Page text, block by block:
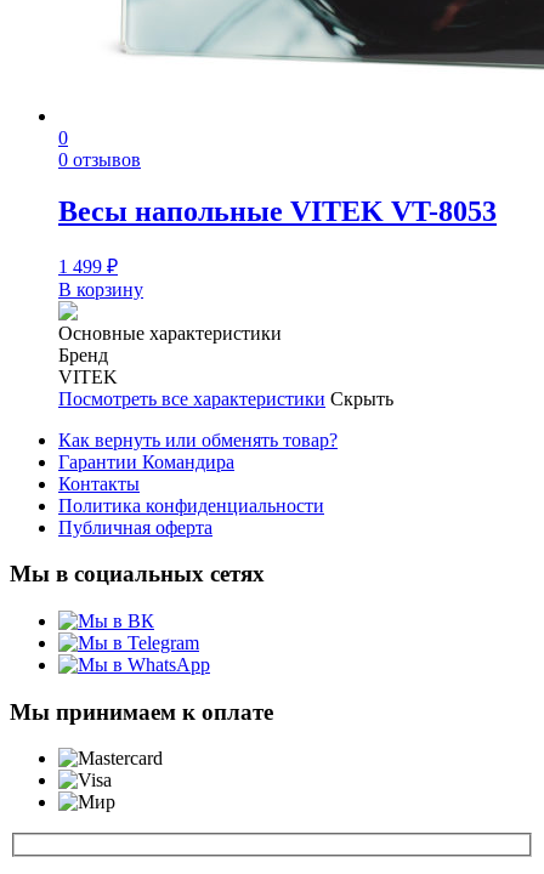
0
0 отзывов
Весы напольные VITEK VT-8053
1 499 ₽
В корзину
Основные характеристики
Бренд
VITEK
Посмотреть все характеристики Скрыть
Как вернуть или обменять товар?
Гарантии Командира
Контакты
Политика конфиденциальности
Публичная оферта
Мы в социальных сетях
Мы принимаем к оплате